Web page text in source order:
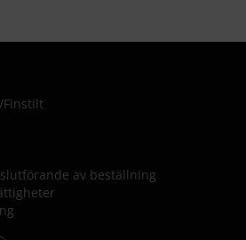
/Finstilt
av beställning